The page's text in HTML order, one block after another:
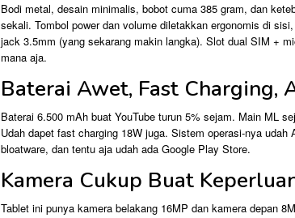
Bodi metal, desain minimalis, bobot cuma 385 gram, dan
sekali. Tombol power dan volume diletakkan ergonomis di
jack 3.5mm (yang sekarang makin langka). Slot dual SIM +
mana aja.
Baterai Awet, Fast Charging,
Baterai 6.500 mAh buat YouTube turun 5% sejam. Main ML
Udah dapet fast charging 18W juga. Sistem operasi-nya
bloatware, dan tentu aja udah ada Google Play Store.
Kamera Cukup Buat
Tablet ini punya kamera belakang 16MP dan kamera depan